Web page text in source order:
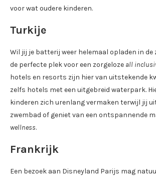
voor wat oudere kinderen.
Turkije
Wil jij je batterij weer helemaal opladen in de
de perfecte plek voor een zorgeloze all
hotels en resorts zijn hier van uitstekende
zelfs hotels met een uitgebreid waterpark.
kinderen zich urenlang vermaken terwijl jij
zwembad of geniet van een ontspannende
wellness.
Frankrijk
Een bezoek aan Disneyland Parijs mag